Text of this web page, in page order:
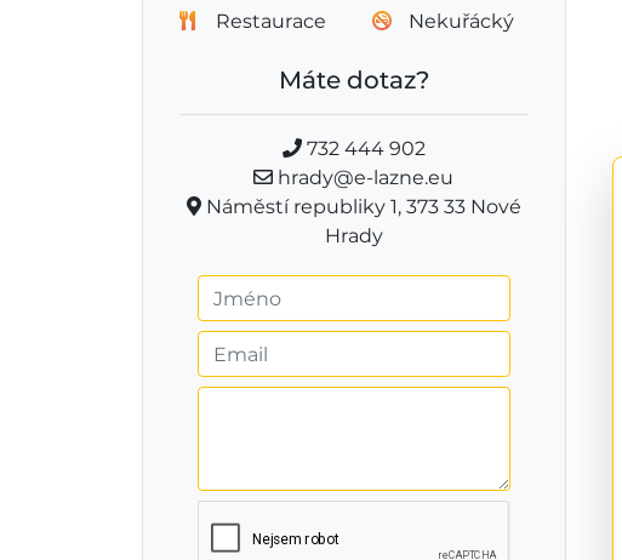
Restaurace
Nekuřácký
Máte dotaz?
732 444 902
hrady@e-lazne.eu
Náměstí republiky 1, 373 33 Nové
Hrady